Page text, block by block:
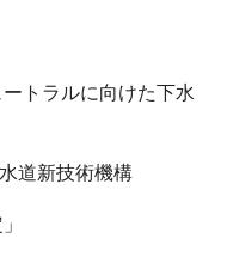
トラルに向けた下水
道新技術機構